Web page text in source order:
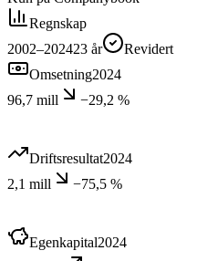
Regnskap
2002–202423 år
Revidert
Omsetning2024
96,7 mill
−29,2 %
Driftsresultat2024
2,1 mill
−75,5 %
Egenkapital2024